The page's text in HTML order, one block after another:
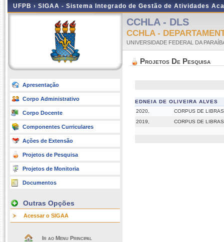
UFPB › SIGAA - Sistema Integrado de Gestão de Atividades
Apresentação
Corpo Administrativo
Corpo Docente
Componentes Curriculares
Ações de Extensão
Projetos de Pesquisa
Projetos de Monitoria
Documentos
Outras Opções
Acessar o SIGAA
Ir ao Menu Principal
CCHLA - DLS
CCHLA -
UNIVERSIDADE FEDERAL DA
Projetos De Pesquisa
EDNEIA DE OLIVEIRA ALVES
2020,
CORPUS DE
2019,
CORPUS DE